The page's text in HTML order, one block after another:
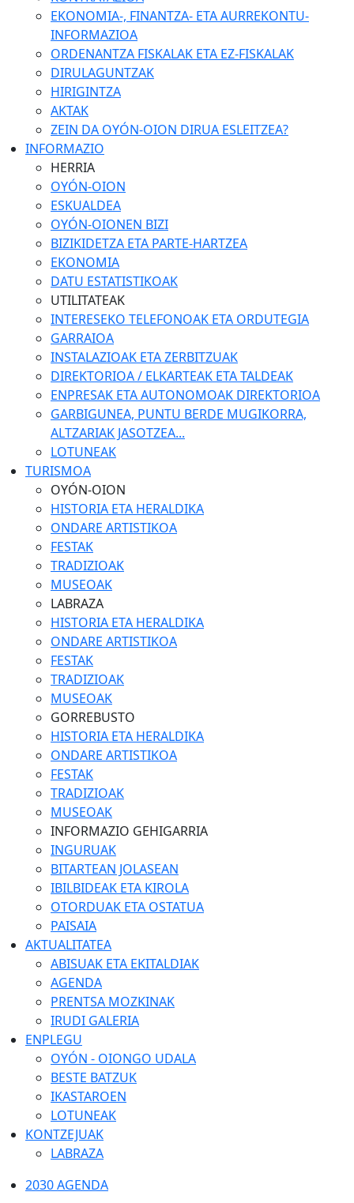
EKONOMIA-, FINANTZA- ETA AURREKONTU-
INFORMAZIOA
ORDENANTZA FISKALAK ETA EZ-FISKALAK
DIRULAGUNTZAK
HIRIGINTZA
AKTAK
ZEIN DA OYÓN-OION DIRUA ESLEITZEA?
INFORMAZIO
HERRIA
OYÓN-OION
ESKUALDEA
OYÓN-OIONEN BIZI
BIZIKIDETZA ETA PARTE-HARTZEA
EKONOMIA
DATU ESTATISTIKOAK
UTILITATEAK
INTERESEKO TELEFONOAK ETA ORDUTEGIA
GARRAIOA
INSTALAZIOAK ETA ZERBITZUAK
DIREKTORIOA / ELKARTEAK ETA TALDEAK
ENPRESAK ETA AUTONOMOAK DIREKTORIOA
GARBIGUNEA, PUNTU BERDE MUGIKORRA,
ALTZARIAK JASOTZEA...
LOTUNEAK
TURISMOA
OYÓN-OION
HISTORIA ETA HERALDIKA
ONDARE ARTISTIKOA
FESTAK
TRADIZIOAK
MUSEOAK
LABRAZA
HISTORIA ETA HERALDIKA
ONDARE ARTISTIKOA
FESTAK
TRADIZIOAK
MUSEOAK
GORREBUSTO
HISTORIA ETA HERALDIKA
ONDARE ARTISTIKOA
FESTAK
TRADIZIOAK
MUSEOAK
INFORMAZIO GEHIGARRIA
INGURUAK
BITARTEAN JOLASEAN
IBILBIDEAK ETA KIROLA
OTORDUAK ETA OSTATUA
PAISAIA
AKTUALITATEA
ABISUAK ETA EKITALDIAK
AGENDA
PRENTSA MOZKINAK
IRUDI GALERIA
ENPLEGU
OYÓN - OIONGO UDALA
BESTE BATZUK
IKASTAROEN
LOTUNEAK
KONTZEJUAK
LABRAZA
2030 AGENDA